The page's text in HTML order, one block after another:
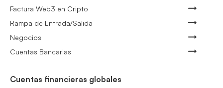
Factura Web3 en Cripto
Rampa de Entrada/Salida
Negocios
Cuentas Bancarias
Cuentas financieras globales